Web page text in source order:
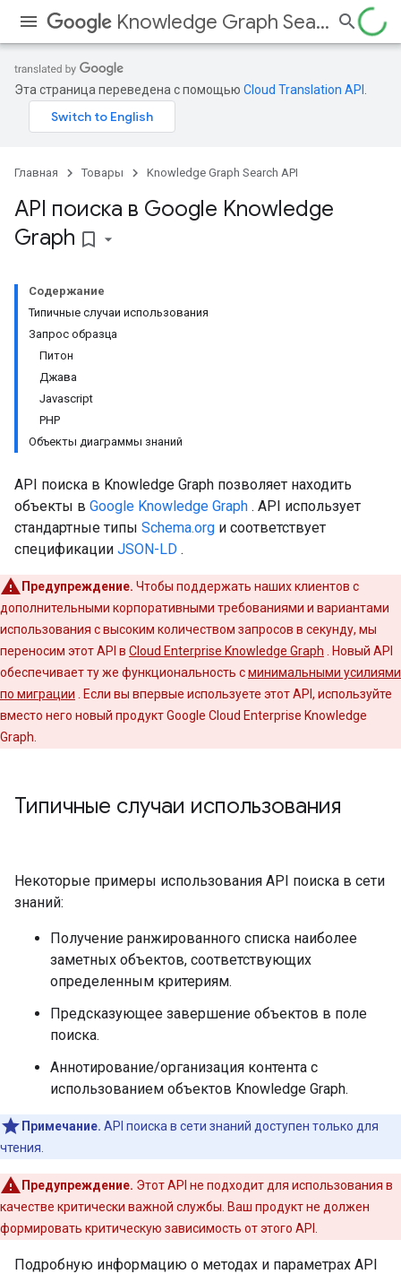
Knowledge Graph Search API
Эта страница переведена с помощью Cloud Translation API
Главная Товары Knowledge Graph Search API
API поиска в Google Knowledge
Graph bookmark_border
Содержание
Типичные случаи использования
Запрос образца
Питон
Джава
Javascript
PHP
Объекты диаграммы знаний
API поиска в Knowledge Graph позволяет находить
объекты в Google Knowledge Graph . API использует
стандартные типы Schema.org и соответствует
спецификации JSON-LD .
Предупреждение. Чтобы поддержать наших клиентов с
дополнительными корпоративными требованиями и вариантами
использования с высоким количеством запросов в секунду, мы
переносим этот API в Cloud Enterprise Knowledge Graph . Новый API
обеспечивает ту же функциональность сминимальными усилиями
по миграции . Если вы впервые используете этот API, используйте
вместо него новый продукт Google Cloud Enterprise Knowledge
Graph.
Типичные случаи использования
Некоторые примеры использования API поиска в сети
знаний:
Получение ранжированного списка наиболее
заметных объектов, соответствующих
определенным критериям.
Предсказующее завершение объектов в поле
поиска.
Аннотирование/организация контента с
использованием объектов Knowledge Graph.
Примечание. API поиска в сети знаний доступен только для
чтения.
Предупреждение. Этот API не подходит для использования в
качестве критически важной службы. Ваш продукт не должен
формировать критическую зависимость от этого API.
Подробную информацию о методах и параметрах API